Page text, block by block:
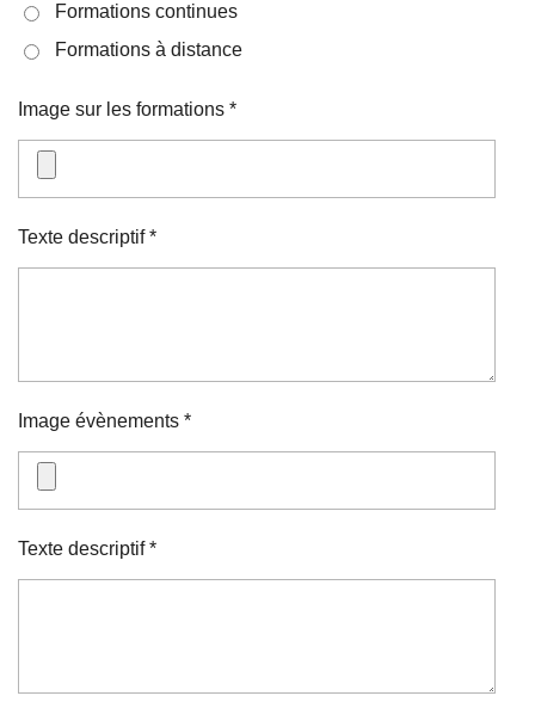
Formations continues
Formations à distance
Image sur les formations *
Texte descriptif *
Image évènements *
Texte descriptif *